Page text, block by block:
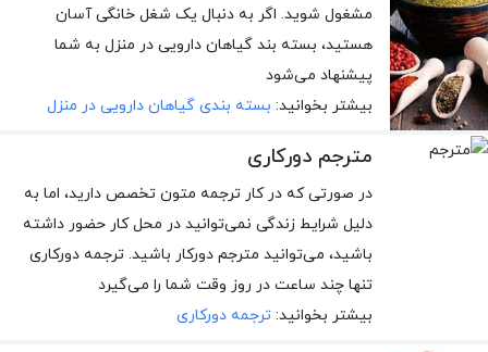
مشغول شوید. اگر به دنبال یک شغل خانگی آسان
هستید، بسته بند گیاهان دارویی در منزل به شما
پیشنهاد می‌شود
بیشتر بخوانید: بسته بندی گیاهان دارویی در منزل
مترجم دورکاری
در صورتی که در کار ترجمه متون تخصص دارید، اما به
دلیل شرایط زندگی نمی‌توانید در محل کار حضور داشته
باشید، می‌توانید مترجم دورکار باشید. ترجمه دورکاری
تنها چند ساعت در روز وقت شما را می‌گیرد
بیشتر بخوانید: ترجمه دورکاری